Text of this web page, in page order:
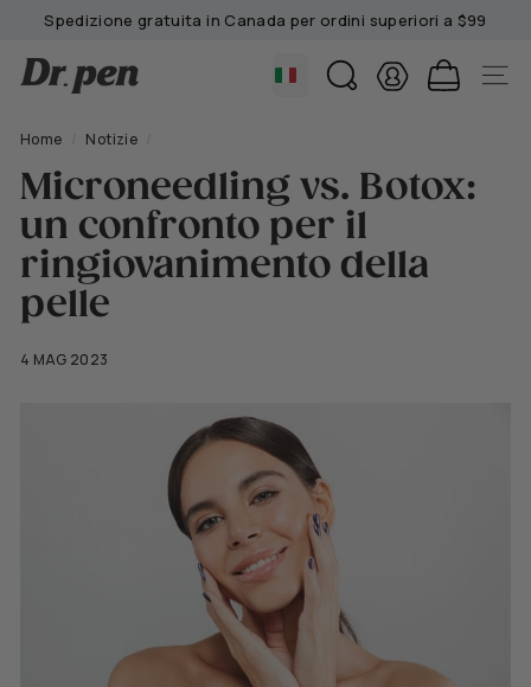
contenuto
presentazione
Spedizione gratuita in Canada per ordini superiori a $99
D
P
n
C
a
a
d
CERCA
Home Notizie
Microneedling vs. Botox:
un confronto per il
ringiovanimento della
pelle
4 MAG 2023